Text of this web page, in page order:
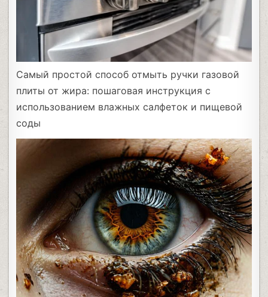
Самый простой способ отмыть ручки газовой
плиты от жира: пошаговая инструкция с
использованием влажных салфеток и пищевой
соды